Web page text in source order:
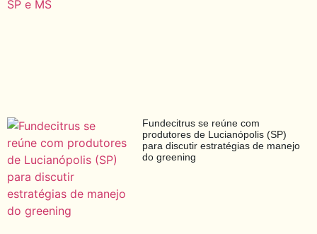
Fundecitrus se reúne com
produtores de Lucianópolis (SP)
para discutir estratégias de manejo
do greening